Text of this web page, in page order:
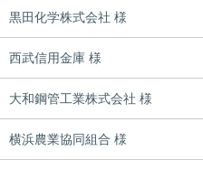
黒田化学株式会社 様
西武信用金庫 様
大和鋼管工業株式会社 様
横浜農業協同組合 様